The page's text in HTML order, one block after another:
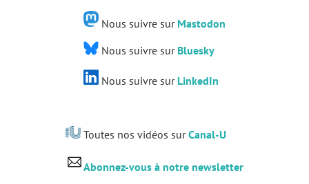
Nous suivre sur Mastodon
Nous suivre sur Bluesky
Nous suivre sur LinkedIn
Toutes nos vidéos surCanal-U
Abonnez-vous à notre newsletter